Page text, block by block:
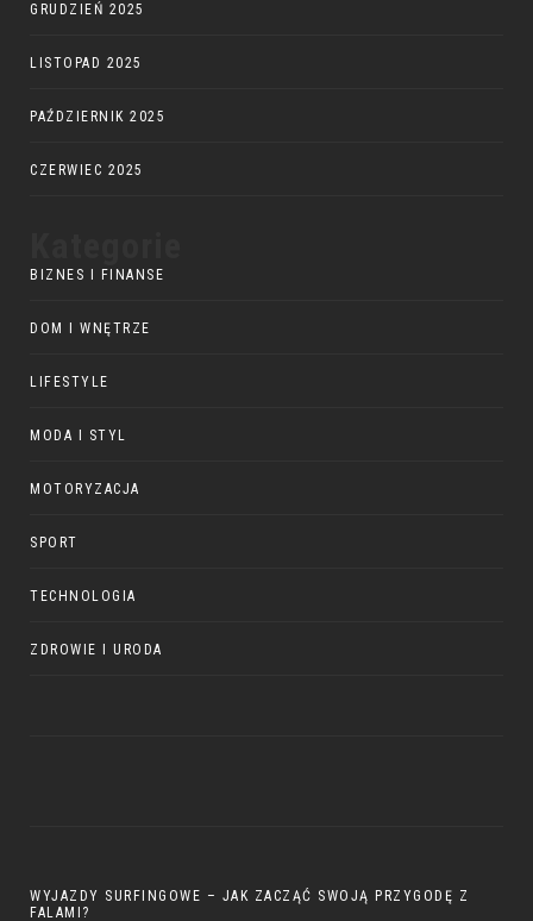
GRUDZIEŃ 2025
LISTOPAD 2025
PAŹDZIERNIK 2025
CZERWIEC 2025
BIZNES I FINANSE
DOM I WNĘTRZE
LIFESTYLE
MODA I STYL
MOTORYZACJA
SPORT
TECHNOLOGIA
ZDROWIE I URODA
WYJAZDY SURFINGOWE – JAK ZACZĄĆ SWOJĄ PRZYGODĘ Z
FALAMI?